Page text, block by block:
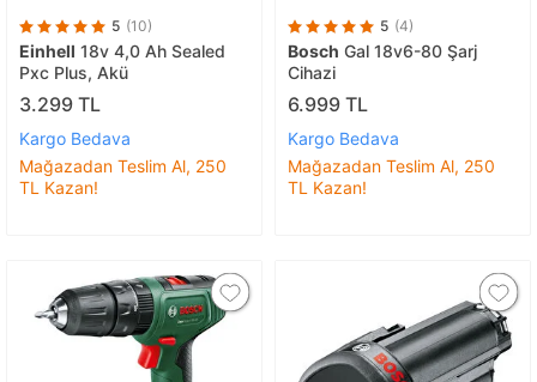
5 (10)
Einhell 18v 4,0 Ah Sealed
Pxc Plus, Akü
3.299 TL
Kargo Bedava
Mağazadan Teslim Al, 250
TL Kazan!
5 (4)
Bosch Gal 18v6-80 Şarj
Cihazi
6.999 TL
Kargo Bedava
Mağazadan Teslim Al, 250
TL Kazan!